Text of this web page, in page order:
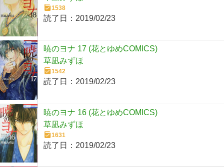
1538
読了日： 2019/02/23
暁のヨナ 17 (花とゆめCOMICS)
草凪みずほ
1542
読了日： 2019/02/23
暁のヨナ 16 (花とゆめCOMICS)
草凪みずほ
1631
読了日： 2019/02/23